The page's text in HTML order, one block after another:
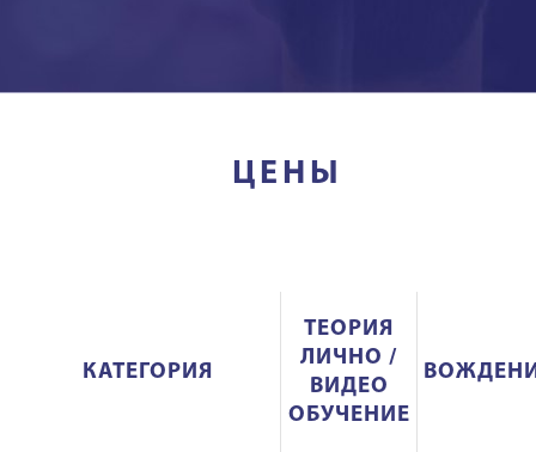
ЦЕНЫ
КАТЕГОРИЯ
ТЕОРИЯ
ЛИЧНО /
ВИДЕО
ОБУЧЕНИЕ